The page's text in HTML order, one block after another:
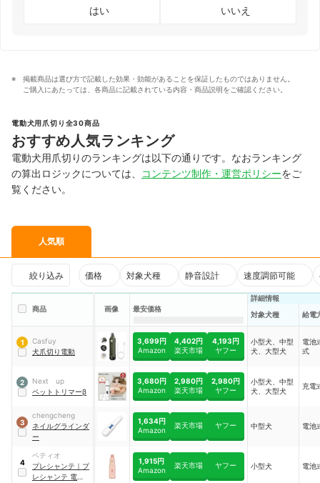
はい いいえ
掲載商品は選び方で記載した効果・効能があることを保証したものではありません。
ご購入にあたっては、各商品に記載されている内容・商品説明をご確認ください。
電動犬用爪切り全30商品
おすすめ人気ランキング
電動犬用爪切りのランキングは以下の通りです。なおランキング
の算出ロジックについては、
コンテンツ制作・運営ポリシーをご
覧ください。
人気順
絞り込み 価格 対象犬種 静音設計 速度調節可能
商品 画像 最安価格
詳細情報
対象犬種
給電
1
Casfuy
犬爪切り電動
3,699円
Amazon
4,402円
楽天市場
4,193円
ヤフー
小型犬、中型
犬、大型犬
電池
式
2
Next up
ペットトリマーβ
3,680円
Amazon
2,980円
楽天市場
2,980円
ヤフー
小型犬、中型
犬、大型犬
充電
3
chengcheng
ネイルグラインダ
ー
1,634円
Amazon
楽天市場 ヤフー 中型犬 電池
4
ペティオ
プレシャンテ ｜ プ
レシャンテ 電動ネ
1,915円
Amazon
楽天市場 ヤフー 小型犬 電池